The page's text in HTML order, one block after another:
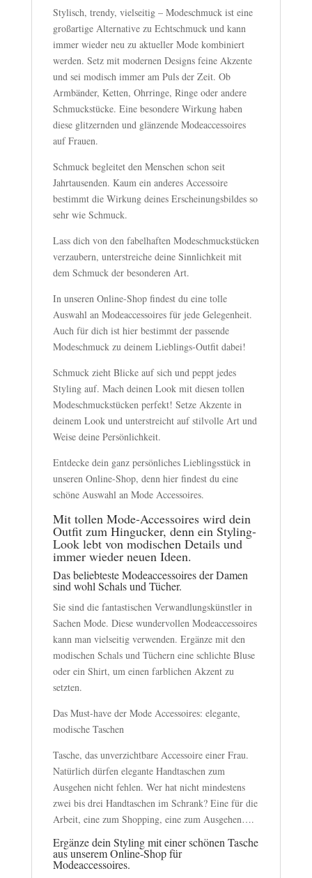
Stylisch, trendy, vielseitig – Modeschmuck ist eine
großartige Alternative zu Echtschmuck und kann
immer wieder neu zu aktueller Mode kombiniert
werden. Setz mit modernen Designs feine Akzente
und sei modisch immer am Puls der Zeit. Ob
Armbänder, Ketten, Ohrringe, Ringe oder andere
Schmuckstücke. Eine besondere Wirkung haben
diese glitzernden und glänzende Modeaccessoires
auf Frauen.
Schmuck begleitet den Menschen schon seit
Jahrtausenden. Kaum ein anderes Accessoire
bestimmt die Wirkung deines Erscheinungsbildes so
sehr wie Schmuck.
Lass dich von den fabelhaften Modeschmuckstücken
verzaubern, unterstreiche deine Sinnlichkeit mit
dem Schmuck der besonderen Art.
In unseren Online-Shop findest du eine tolle
Auswahl an Modeaccessoires für jede Gelegenheit.
Auch für dich ist hier bestimmt der passende
Modeschmuck zu deinem Lieblings-Outfit dabei!
Schmuck zieht Blicke auf sich und peppt jedes
Styling auf. Mach deinen Look mit diesen tollen
Modeschmuckstücken perfekt! Setze Akzente in
deinem Look und unterstreicht auf stilvolle Art und
Weise deine Persönlichkeit.
Entdecke dein ganz persönliches Lieblingsstück in
unseren Online-Shop, denn hier findest du eine
schöne Auswahl an Mode Accessoires.
Mit tollen Mode-Accessoires wird dein
Outfit zum Hingucker, denn ein Styling-
Look lebt von modischen Details und
immer wieder neuen Ideen.
Das beliebteste Modeaccessoires der Damen
sind wohl Schals und Tücher.
Sie sind die fantastischen Verwandlungskünstler in
Sachen Mode. Diese wundervollen Modeaccessoires
kann man vielseitig verwenden. Ergänze mit den
modischen Schals und Tüchern eine schlichte Bluse
oder ein Shirt, um einen farblichen Akzent zu
setzten.
Das Must-have der Mode Accessoires: elegante,
modische Taschen
Tasche, das unverzichtbare Accessoire einer Frau.
Natürlich dürfen elegante Handtaschen zum
Ausgehen nicht fehlen. Wer hat nicht mindestens
zwei bis drei Handtaschen im Schrank? Eine für die
Arbeit, eine zum Shopping, eine zum Ausgehen….
Ergänze dein Styling mit einer schönen Tasche
aus unserem Online-Shop für
Modeaccessoires.